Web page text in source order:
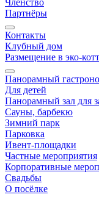
Членство
Партнёры
Контакты
Клубный дом
Размещение в эко-
Панорамный
Для детей
Панорамный зал для
Сауны, барбекю
Зимний парк
Парковка
Ивент-площадки
Частные мероприятия
Корпоративные
Свадьбы
О посёлке